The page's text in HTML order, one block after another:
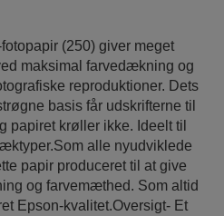
(250) giver meget
maksimal farvedækning og
reproduktioner. Dets
basis får udskrifterne til
papiret krøller ikke. Ideelt til
alle nyudviklede
papir produceret til at give
og farvemæthed. Som altid
Epson-kvalitet.Oversigt- Et